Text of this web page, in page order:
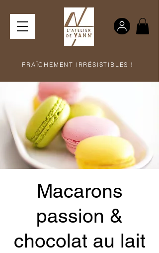
FRAÎCHEMENT IRRÉSISTIBLES !
Macarons
passion &
chocolat au lait